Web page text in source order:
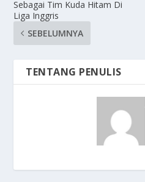
Sebagai Tim Kuda Hitam Di
Liga Inggris
SEBELUMNYA
TENTANG PENULIS